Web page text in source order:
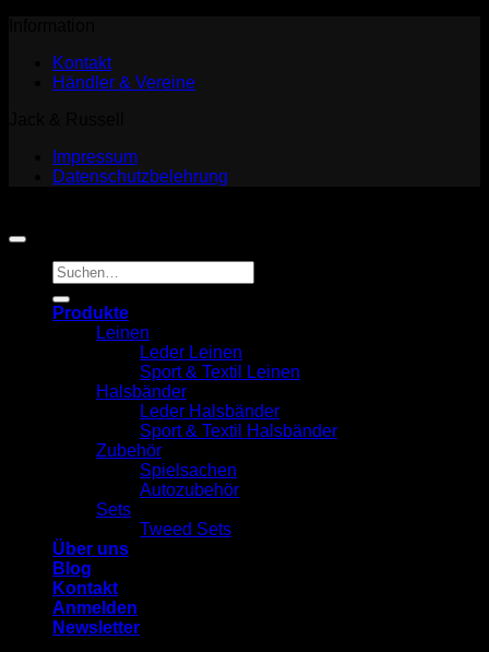
Kontakt
Händler & Vereine
Impressum
Datenschutzbelehrung
Suchen
nach:
Produkte
Leinen
Leder Leinen
Sport & Textil Leinen
Halsbänder
Leder Halsbänder
Sport & Textil Halsbänder
Zubehör
Spielsachen
Autozubehör
Sets
Tweed Sets
Über uns
Blog
Kontakt
Anmelden
Newsletter